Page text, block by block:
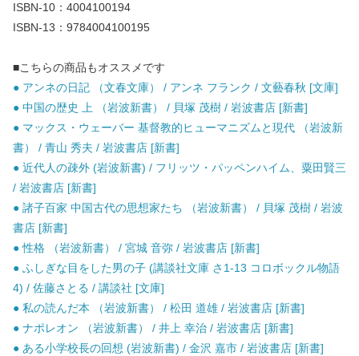
ISBN-10：4004100194
ISBN-13：9784004100195
■こちらの商品もオススメです
● アンネの日記 （文春文庫） / アンネ フランク / 文藝春秋 [文庫]
● 中国の歴史 上 （岩波新書） / 貝塚 茂樹 / 岩波書店 [新書]
● マックス・ウェーバー 基督教的ヒューマニズムと現代 （岩波新
書） / 青山 秀夫 / 岩波書店 [新書]
● 近代人の疎外 (岩波新書) / フリッツ・パッペンハイム、粟田賢三
/ 岩波書店 [新書]
● 諸子百家 中国古代の思想家たち （岩波新書） / 貝塚 茂樹 / 岩波
書店 [新書]
● 性格 （岩波新書） / 宮城 音弥 / 岩波書店 [新書]
● ふしぎな目をした男の子 (講談社文庫 さ1-13 コロボックル物語
4) / 佐藤さとる / 講談社 [文庫]
● 私の読んだ本 （岩波新書） / 松田 道雄 / 岩波書店 [新書]
● ナポレオン （岩波新書） / 井上 幸治 / 岩波書店 [新書]
● ある小学校長の回想 (岩波新書) / 金沢 嘉市 / 岩波書店 [新書]